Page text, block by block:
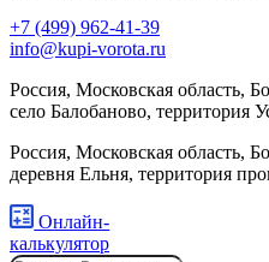
+7 (499) 962-41-39
info@kupi-vorota.ru
Россия, Московская область,
село Балобаново, территория
Россия, Московская область,
деревня Ельня, территория
Онлайн-
калькулятор